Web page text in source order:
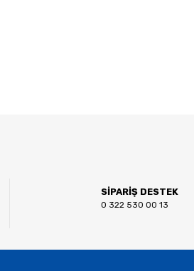
SİPARİŞ DESTEK
0 322 530 00 13